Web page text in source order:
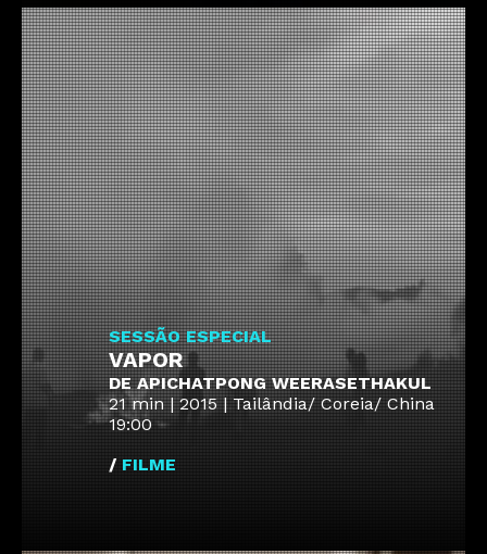
SESSÃO ESPECIAL
VAPOR
DE APICHATPONG WEERASETHAKUL
21 min | 2015 | Tailândia/ Coreia/ China
19:00
/ FILME